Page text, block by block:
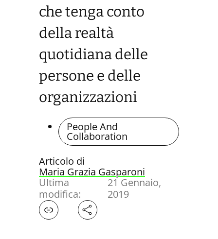
che tenga conto
della realtà
quotidiana delle
persone e delle
organizzazioni
People And
Collaboration
Articolo di
Maria Grazia Gasparoni
Ultima
modifica:
21 Gennaio,
2019